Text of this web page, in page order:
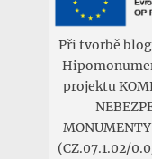
Při tvorbě
projektu
(CZ.07.1.02/